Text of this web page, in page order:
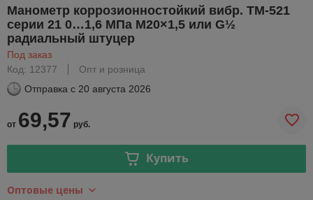
Манометр коррозионностойкий вибр. ТМ-521
серии 21 0…1,6 МПа М20×1,5 или G½
радиальный штуцер
Под заказ
Код: 12377
Опт и розница
Отправка с 20 августа 2026
от 69,57 руб.
Купить
Оптовые цены